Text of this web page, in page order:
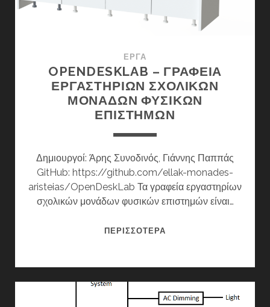
ΈΡΓΑ
OPENDESKLAB – ΓΡΑΦΕΊΑ
ΕΡΓΑΣΤΗΡΊΩΝ ΣΧΟΛΙΚΏΝ
ΜΟΝΆΔΩΝ ΦΥΣΙΚΏΝ
ΕΠΙΣΤΗΜΏΝ
Δημιουργοί: Άρης Συνοδινός, Γιάννης Παππάς
GitHub: https://github.com/ellak-monades-
aristeias/OpenDeskLab Τα γραφεία εργαστηρίων
σχολικών μονάδων φυσικών επιστημών είναι…
ΠΕΡΙΣΣΌΤΕΡΑ
ΜΟΝΆΔΩΝ